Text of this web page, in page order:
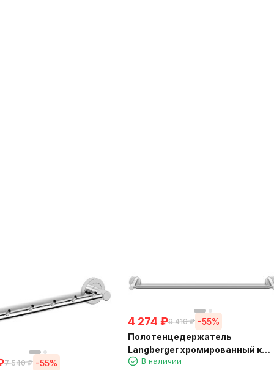
7 540 ₽ -55%
4 274 ₽9 410 ₽ -55%
Полотенцедержатель
Langberger хромированный к
стене одинарный 60 см 11001A
В наличии